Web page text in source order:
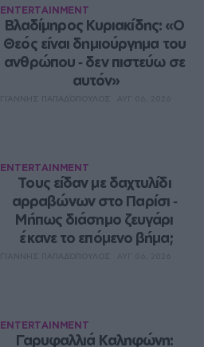
ENTERTAINMENT
Βλαδίμηρος Κυριακίδης: «Ο
Θεός είναι δημιούργημα του
ανθρώπου ‑ δεν πιστεύω σε
αυτόν»
ENTERTAINMENT
Τους είδαν με δαχτυλίδι
αρραβώνων στο Παρίσι ‑
Μήπως διάσημο ζευγάρι
έκανε το επόμενο βήμα;
ENTERTAINMENT
Γαρυφαλλιά Καληφώνη: